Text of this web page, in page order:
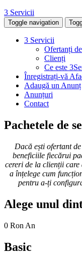
3 Servicii
Toggle navigation
3 Servicii
Ofertanți
Clienți
Ce este
Înregistrați-vă
Adaugă un Anunț
Anunțuri
Contact
Pachetele de
Dacă ești ofertant
beneficiile fiecărui
cereri de la clienții care
a înțelege cum
pentru a-ți
Alege unul
0 Ron An
Basic